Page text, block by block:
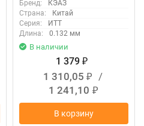
Бренд:
КЭАЗ
Страна:
Китай
Серия:
ИТТ
Длина:
0.132 мм
В наличии
1 379 ₽
1 310,05 ₽
/
1 241,10 ₽
В корзину